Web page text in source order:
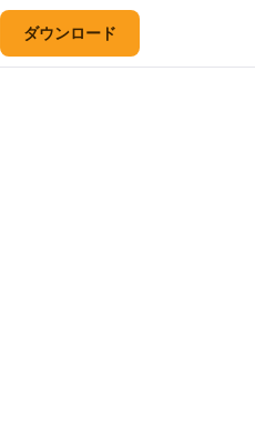
ダウンロード